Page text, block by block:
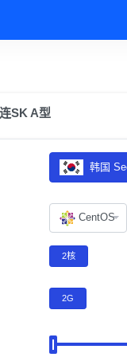
SK A型
韩国
CentOS
2核
2G